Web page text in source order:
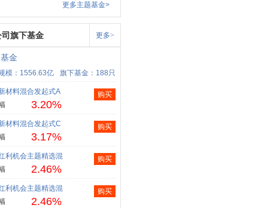
更多主题基金>
司旗下基金 更多>
金
模：1556.63亿 旗下基金：188只
材料混合发起式A
3.20%
购买
材料混合发起式C
3.17%
购买
利机会主题精选混
2.46%
购买
利机会主题精选混
2.46%
购买